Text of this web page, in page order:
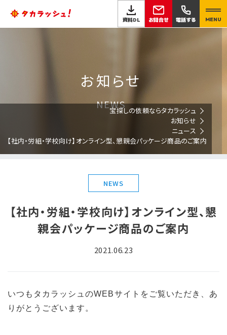
資料DL お問合せ 電話する MENU
お知らせ
NEWS宝探しの依頼ならタカラッシュ
お知らせ
ニュース
【社内・労組・学校向け】オンライン型、懇親会パッケージ商品のご案内
NEWS
【社内・労組・学校向け】オンライン型、懇
親会パッケージ商品のご案内
2021.06.23
いつもタカラッシュのWEBサイトをご覧いただき、あ
りがとうございます。